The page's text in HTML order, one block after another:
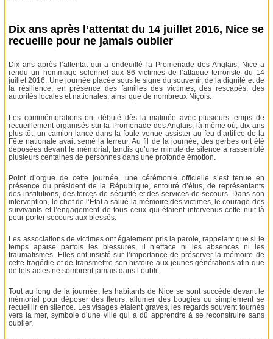
Dix ans après l’attentat du 14 juillet 2016, Nice se
recueille pour ne jamais oublier
Dix ans après l’attentat qui a endeuillé la Promenade des Anglais, Nice a
rendu un hommage solennel aux 86 victimes de l’attaque terroriste du 14
juillet 2016. Une journée placée sous le signe du souvenir, de la dignité et de
la résilience, en présence des familles des victimes, des rescapés, des
autorités locales et nationales, ainsi que de nombreux Niçois.
Les commémorations ont débuté dès la matinée avec plusieurs temps de
recueillement organisés sur la Promenade des Anglais, là même où, dix ans
plus tôt, un camion lancé dans la foule venue assister au feu d’artifice de la
Fête nationale avait semé la terreur. Au fil de la journée, des gerbes ont été
déposées devant le mémorial, tandis qu’une minute de silence a rassemblé
plusieurs centaines de personnes dans une profonde émotion.
Point d’orgue de cette journée, une cérémonie officielle s’est tenue en
présence du président de la République, entouré d’élus, de représentants
des institutions, des forces de sécurité et des services de secours. Dans son
intervention, le chef de l’État a salué la mémoire des victimes, le courage des
survivants et l’engagement de tous ceux qui étaient intervenus cette nuit-là
pour porter secours aux blessés.
Les associations de victimes ont également pris la parole, rappelant que si le
temps apaise parfois les blessures, il n’efface ni les absences ni les
traumatismes. Elles ont insisté sur l’importance de préserver la mémoire de
cette tragédie et de transmettre son histoire aux jeunes générations afin que
de tels actes ne sombrent jamais dans l’oubli.
Tout au long de la journée, les habitants de Nice se sont succédé devant le
mémorial pour déposer des fleurs, allumer des bougies ou simplement se
recueillir en silence. Les visages étaient graves, les regards souvent tournés
vers la mer, symbole d’une ville qui a dû apprendre à se reconstruire sans
oublier.